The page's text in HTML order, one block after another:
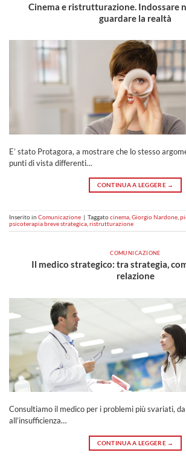
Cinema e ristrutturazione. Indossare
guardare la realtà
E’ stato Protagora, a mostrare che lo stesso
punti di vista differenti…
CONTINUA A LEGGERE →
Inserito in Comunicazione | Taggatocinema Giorgio Nardone
psicoterapia breve strategica ristrutturazione
COMUNICAZIONE
Il medico strategico: tra strategia,
relazione
Consultiamo il medico per i problemi più svariati,
all’insufficienza…
CONTINUA A LEGGERE →